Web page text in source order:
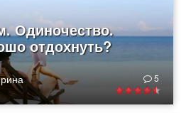
Одиночество.
отдохнуть?
5